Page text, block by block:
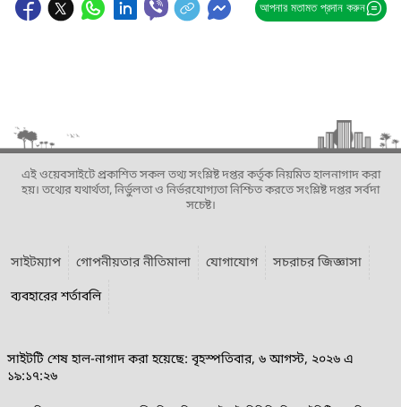
আপনার মতামত প্রদান করুন
এই ওয়েবসাইটে প্রকাশিত সকল তথ্য সংশ্লিষ্ট দপ্তর কর্তৃক নিয়মিত হালনাগাদ করা
হয়। তথ্যের যথার্থতা, নির্ভুলতা ও নির্ভরযোগ্যতা নিশ্চিত করতে সংশ্লিষ্ট দপ্তর সর্বদা
সচেষ্ট।
সাইটম্যাপ গোপনীয়তার নীতিমালা যোগাযোগ
সচরাচর জিজ্ঞাসা
ব্যবহারের শর্তাবলি
সাইটটি শেষ হাল-নাগাদ করা হয়েছে: বৃহস্পতিবার, ৬ আগস্ট, ২০২৬ এ
১৯:১৭:২৬